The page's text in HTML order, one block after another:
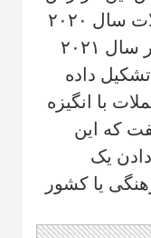
حملات با انگیزه تنفر ۲۴٪ حملات سال ۲۰۲۰
را تشکیل می‌داده در حالیکه در سال ۲۰۲۱
را تشکیل داده
با انگیزه
که این
یک
یا کشور